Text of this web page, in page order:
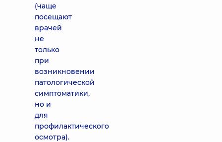
(чаще
посещают
врачей
не
только
при
возникновении
патологической
симптоматики,
но и
для
профилактического
осмотра).